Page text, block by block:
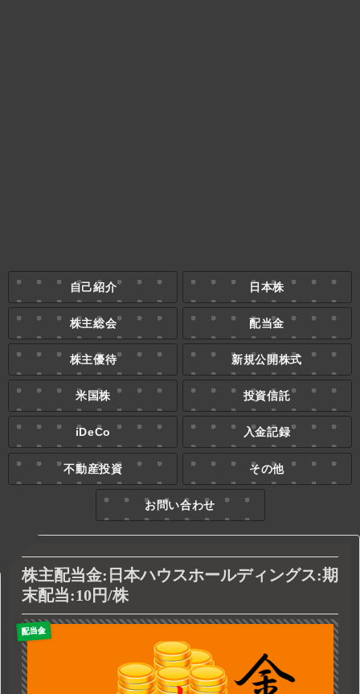
自己紹介 日本株
株主総会 配当金
株主優待 新規公開株式
米国株 投資信託
iDeCo 入金記録
不動産投資 その他
お問い合わせ
株主配当金:日本ハウスホールディングス:期
末配当:10円/株
配当金